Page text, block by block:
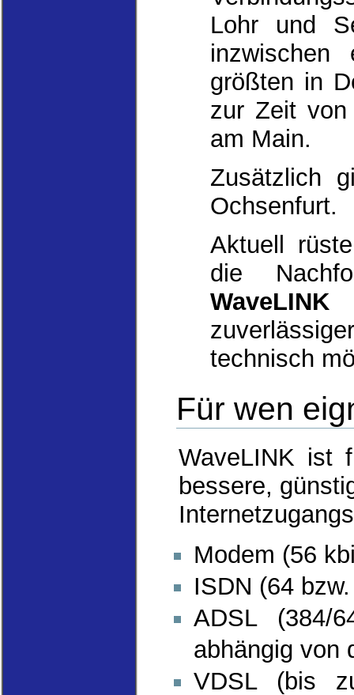
Lohr und
größten in
zur Zeit von
am Main.
Zusätzlich
Ochsenfurt.
Aktuell
die
WaveLINK
technisch
Für wen
WaveLINK ist
bessere,
Modem (56
ISDN (64
ADSL (384/
abhängig von
VDSL (bis